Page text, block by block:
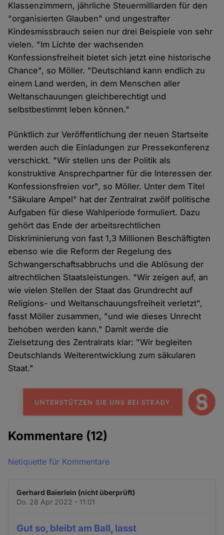
Klassenzimmern, jährliche Steuermilliarden für den
"organisierten Glauben" und ungestrafter
Kindesmissbrauch seien nur drei Beispiele von sehr
vielen. "Im Lichte der wachsenden
Konfessionsfreiheit bietet sich jetzt eine historische
Chance", so Möller. "Deutschland kann endlich zu
einem Land werden, in dem Menschen aller
Weltanschauungen gleichberechtigt und
selbstbestimmt leben können."
Pünktlich zur Veröffentlichung der neuen Startseite
werden auch die Einladungen zur Pressekonferenz
verschickt. "Wir stellen uns der Politik als
konstruktive Ansprechpartner für die Interessen der
Konfessionsfreien vor", so Möller. Unter dem Titel
"Säkulare Ampel" hat der Zentralrat zwölf politische
Aufgaben für diese Wahlperiode formuliert. Dazu
gehört das Ende der arbeitsrechtlichen
Diskriminierung von fast 1,3 Millionen Beschäftigten
ebenso wie die Reform der Regelung des
Schwangerschaftsabbruchs und die Ablösung der
altrechtlichen Staatsleistungen. "Wir zeigen auf, an
wie vielen Stellen der Staat das Grundrecht auf
Religions- und Weltanschauungsfreiheit verletzt",
fasst Möller zusammen, "und wie dieses Unrecht
behoben werden kann." Damit werde die
Zielsetzung des Zentralrats klar: "Wir begleiten
Deutschlands Weiterentwicklung zum säkularen
Staat."
Kommentare (12)
Netiquette für Kommentare
Gerhard Baierlein (nicht überprüft)
Do. 28 Apr 2022 - 11:01
Gut so, bleibt am Ball, lasst